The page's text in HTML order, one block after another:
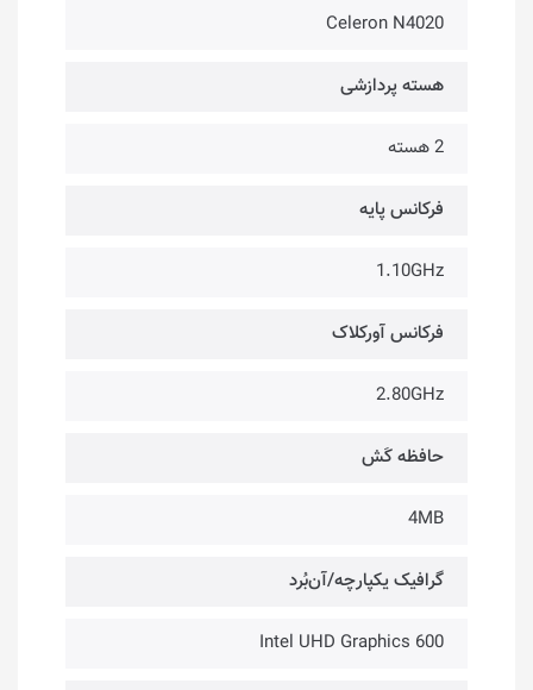
Celeron N4020
هسته پردازشی
2 هسته
فرکانس پایه
1.10GHz
فرکانس آورکلاک
2.80GHz
حافظه کَش
4MB
گرافیک یکپارچه/آن‌بُرد
Intel UHD Graphics 600